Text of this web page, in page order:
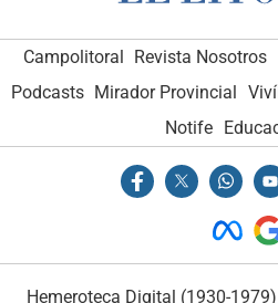
Campolitoral Revista Nosotros
Podcasts Mirador Provincial
Notife
Hemeroteca Digital (1930-1979)